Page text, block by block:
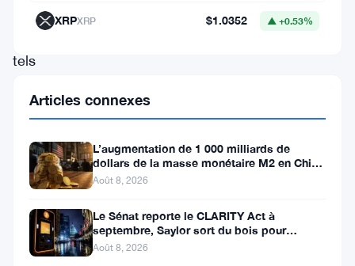
militaires
avancés
tels
des
des
missiles
balistiques.
C’est
XRPXRP $1.0352 ▲ +0.53%
Articles connexes
L’augmentation de 1 000 milliards de
dollars de la masse monétaire M2 en Chine
laisse les traders de Bitcoin
Août 8, 2026
Le Sénat reporte le CLARITY Act à
septembre, Saylor sort du bois pour
Bitcoin
Août 8, 2026